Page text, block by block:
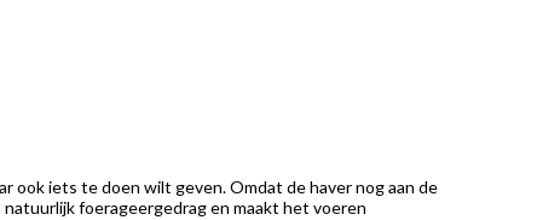
ook iets te doen wilt geven. Omdat de haver nog aan de
foerageergedrag en maakt het voeren